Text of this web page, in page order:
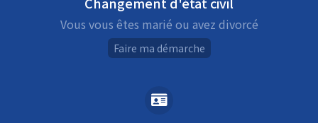
Vous vous êtes marié ou avez divorcé
Faire ma démarche